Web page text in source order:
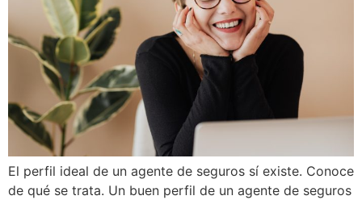
El perfil ideal de un agente de seguros sí existe. Conoce
de qué se trata. Un buen perfil de un agente de seguros